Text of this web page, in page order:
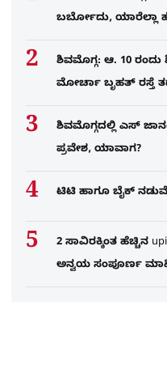
ಬರ್ಬೋದು, ಯಾರೆಲ್ಲಾ
ಶಿವಮೊಗ್ಗ: ಆ. 10 ರಂದು
ಮೋರ್ಚಾ ಬೃಹತ್ ರಸ್ತೆ
ಶಿವಮೊಗ್ಗದಲ್ಲಿ ಎಸ್​
ಪ್ರವೇಶ, ಯಾವಾಗ?
ಟಿಟಿ ಹಾಗೂ ಬೈಕ್
2 ಸಾವಿರಕ್ಕಿಂತ ಹೆಚ್ಚಿನ
ಅನ್ವಯ ಸಂಪೂರ್ಣ